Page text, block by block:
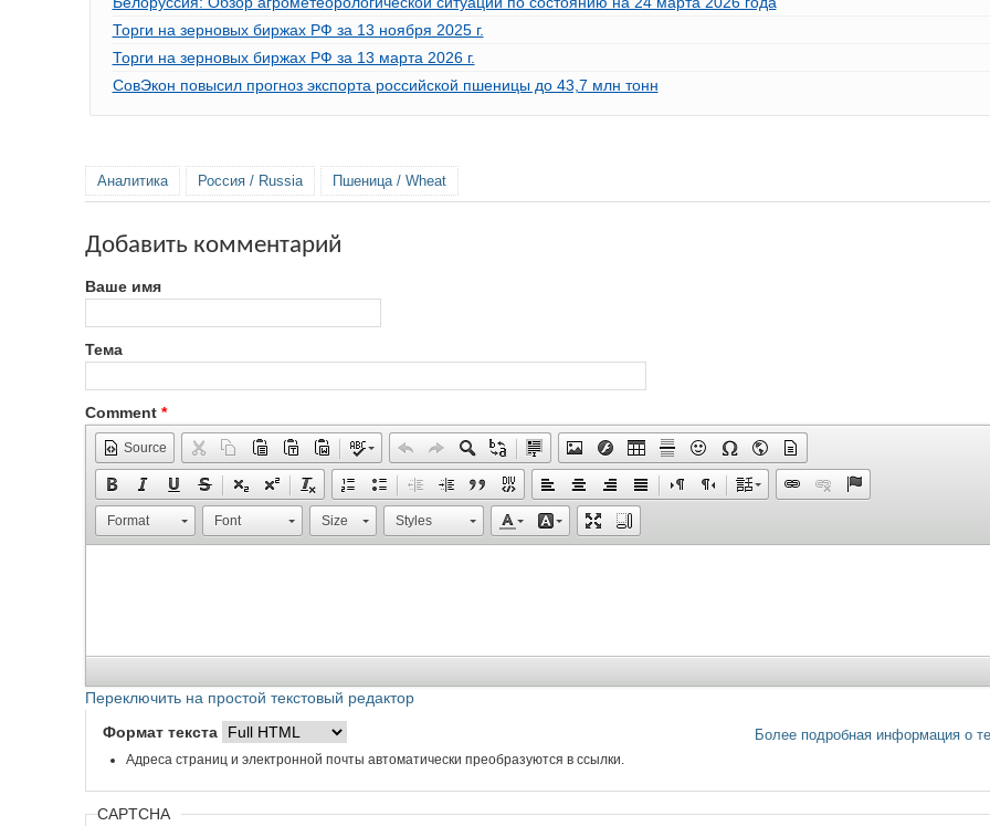
Торги на зерновых биржах РФ за 13 ноября 2025 г.
Торги на зерновых биржах РФ за 13 марта 2026 г.
СовЭкон повысил прогноз экспорта российской пшеницы до 43,7 млн тонн
Аналитика Россия / Russia Пшеница / Wheat
Добавить комментарий
Ваше имя
Тема
Comment *
Source
Format Font Size Styles
Переключить на простой текстовый редактор
Более подробная информация о
Формат текста
Адреса страниц и электронной почты автоматически преобразуются в ссылки.
CAPTCHA